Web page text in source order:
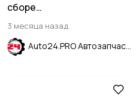
сборе
(левая+правая+верх+низ
- комплект)
3 месяца назад
Auto24.PRO Автозапчасти